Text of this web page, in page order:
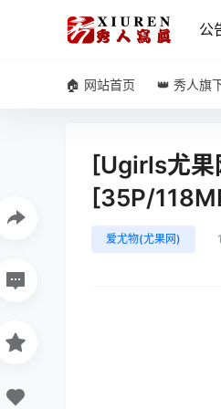
公
🏠 网站首页 👑 秀人旗
[Ugirls尤
[35P/
爱尤物(尤果网)